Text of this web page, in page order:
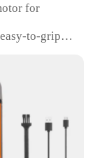
for
to-grip